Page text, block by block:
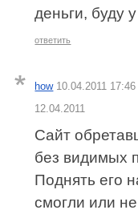
деньги, буду
ответить
how 10.04.2011 17:46
12.04.2011
Сайт
без видимых
Поднять его
смогли или